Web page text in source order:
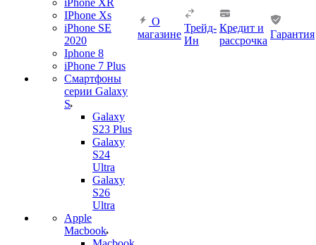
iPhone XR
IPhone Xs
iPhone SE
2020
Iphone 8
iPhone 7 Plus
Смартфоны
серии Galaxy
S
Galaxy
S23 Plus
Galaxy
S24
Ultra
Galaxy
S26
Ultra
Apple
Macbook
О
магазине
Трейд-
Ин
Кредит и
рассрочка
Гарантия